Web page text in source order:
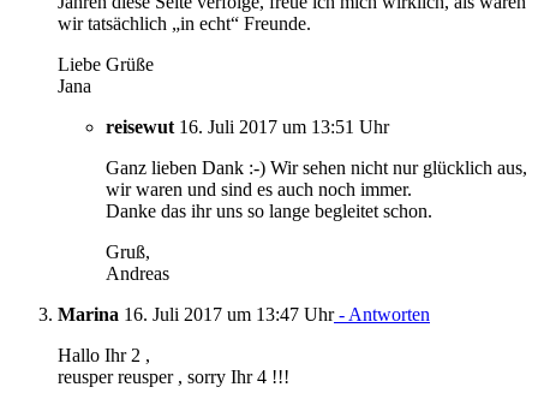
wir tatsächlich „in echt“ Freunde.
Liebe Grüße
Jana
reisewut 16. Juli 2017 um 13:51 Uhr
Ganz lieben Dank :-) Wir sehen nicht nur glücklich aus,
wir waren und sind es auch noch immer.
Danke das ihr uns so lange begleitet schon.
Gruß,
Andreas
Marina 16. Juli 2017 um 13:47 Uhr- Antworten
Hallo Ihr 2 ,
reusper reusper , sorry Ihr 4 !!!